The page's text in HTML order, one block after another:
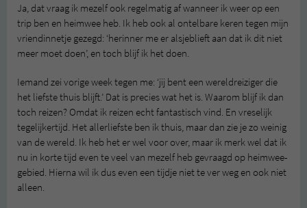
Ja, dat vraag ik mezelf ook regelmatig af wanneer ik weer op een
trip ben en heimwee heb. Ik heb ook al ontelbare keren tegen mijn
vriendinnetje gezegd: ‘herinner me er alsjeblieft aan dat ik dit niet
meer moet doen’, en toch blijf ik het doen.
Iemand zei vorige week tegen me: ‘jij bent een wereldreiziger die
het liefste thuis blijft.’ Dat is precies wat het is. Waarom blijf ik dan
toch reizen? Omdat ik reizen echt fantastisch vind. En vreselijk
tegelijkertijd. Het allerliefste ben ik thuis, maar dan zie je zo weinig
van de wereld. Ik heb het er wel voor over, maar ik merk wel dat ik
nu in korte tijd even te veel van mezelf heb gevraagd op heimwee-
gebied. Hierna wil ik dus even een tijdje niet te ver weg en ook niet
alleen.